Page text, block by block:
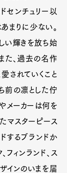
センチュリー以
まりに少ない。
い輝きを放ち始
た、過去の名作
されていくこと
前の凛とした佇
メーカーは何を
マスターピース
するブランドか
フィンランド、ス
インのいまを届